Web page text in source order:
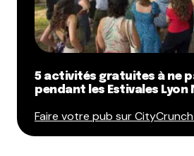
5 activités gratuites à ne
pendant les Estivales Lyon
Faire votre pub sur